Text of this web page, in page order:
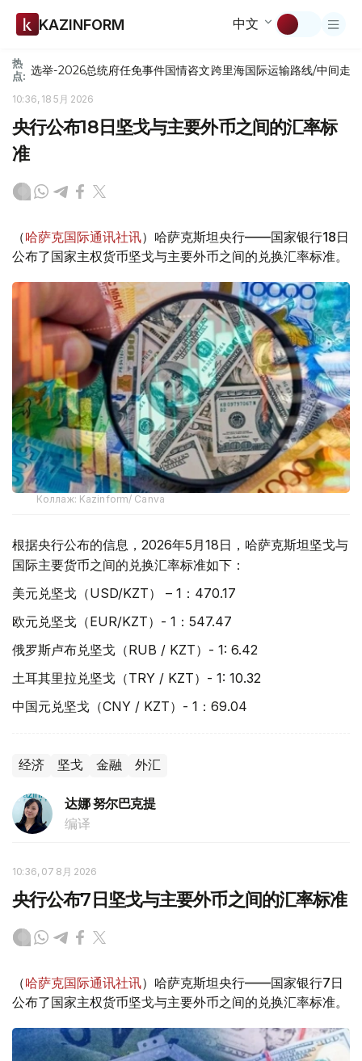
KAZINFORM 中文
热
点: 选举-2026总统府任免事件国情咨文跨里海国际运输路线/中间走廊
10:36, 18 5月 2026
央行公布18日坚戈与主要外币之间的汇率标
准
（哈萨克国际通讯社讯）哈萨克斯坦央行——国家银行18日
公布了国家主权货币坚戈与主要外币之间的兑换汇率标准。
Коллаж: Kazinform/ Canva
根据央行公布的信息，2026年5月18日，哈萨克斯坦坚戈与
国际主要货币之间的兑换汇率标准如下：
美元兑坚戈（USD/KZT） – 1：470.17
欧元兑坚戈（EUR/KZT）- 1：547.47
俄罗斯卢布兑坚戈（RUB / KZT）- 1: 6.42
土耳其里拉兑坚戈（TRY / KZT）- 1: 10.32
中国元兑坚戈（CNY / KZT）- 1：69.04
经济 坚戈 金融 外汇
达娜 努尔巴克提
编译
10:36, 07 8月 2026
央行公布7日坚戈与主要外币之间的汇率标准
（哈萨克国际通讯社讯）哈萨克斯坦央行——国家银行7日
公布了国家主权货币坚戈与主要外币之间的兑换汇率标准。